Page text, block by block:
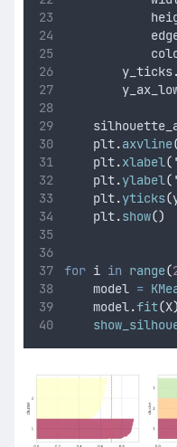
        y_ticks
.
    plt
.axvline
    plt
.xlabel ( '
    plt
.ylabel ( '
    plt
.yticks(
    plt
.show()
for i in range(
    model
=
    model
.fit(X)